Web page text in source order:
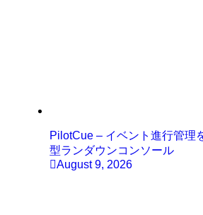
PilotCue – イベント進行管理
型ランダウンコンソール
August 9, 2026